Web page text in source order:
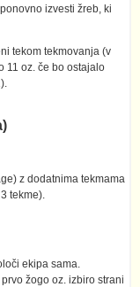
izvesti žreb, ki
tekom tekmovanja (v
11 oz. če bo ostajalo
z dodatnima tekmama
tekme).
ekipa sama.
žogo oz. izbiro strani